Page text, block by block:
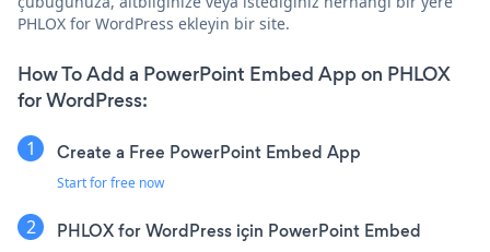
PHLOX for WordPress ekleyin bir site.
How To Add a PowerPoint Embed App on PHLOX
for WordPress:
Create a Free PowerPoint Embed App
Start for free now
PHLOX for WordPress için PowerPoint Embed